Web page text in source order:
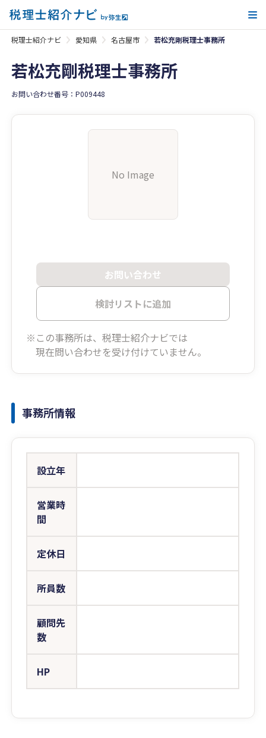
税理士紹介ナビ 愛知県 名古屋市 若松充剛税理士事務所
若松充剛税理士事務所
お問い合わせ番号：P009448
No Image
お問い合わせ
検討リストに追加
※この事務所は、税理士紹介ナビでは
現在問い合わせを受け付けていません。
事務所情報
設立年
営業時
間
定休日
所員数
顧問先
数
HP